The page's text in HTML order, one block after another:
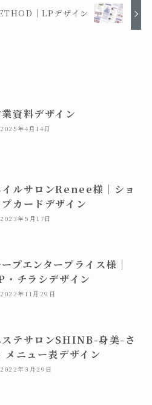
｜LPデザイン
資料デザイン
2025年4月14日
イルサロンRenee様｜ショ
プカードデザイン
2023年5月17日
プエンタープライス様｜
・チラシデザイン
2022年11月29日
ステサロンSHINB-身美-さ
メニュー表デザイン
2022年3月29日